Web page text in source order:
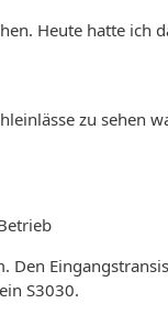
Heute hatte
zu sehen
Den
S3030.